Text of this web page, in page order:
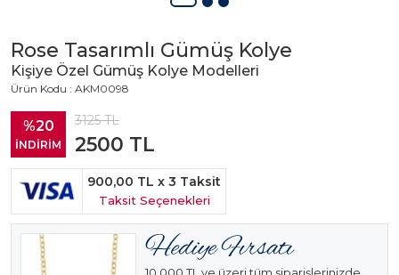
Rose Tasarımlı Gümüş Kolye
Kişiye Özel Gümüş Kolye Modelleri
Ürün Kodu : AKM0098
%20
İNDİRİM
3125TL
2500 TL
900,00 TL x 3 Taksit
Taksit Seçenekleri